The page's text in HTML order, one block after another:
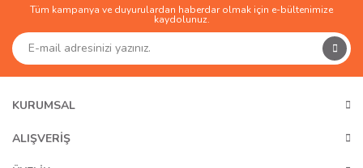
Tüm kampanya ve duyurulardan haberdar olmak için e-bültenimize
kaydolunuz.
KURUMSAL
ALIŞVERİŞ